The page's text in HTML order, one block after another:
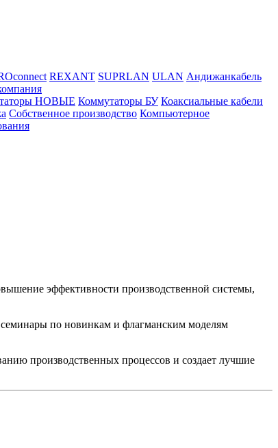
REXANT SUPRLAN ULAN Андижанкабель
НОВЫЕ Коммутаторы БУ Коаксиальные кабели
Собственное производство Компьютерное
эффективности производственной системы,
по новинкам и флагманским моделям
производственных процессов и создает лучшие